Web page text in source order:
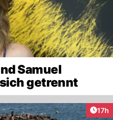
Samuel
getrennt
17h